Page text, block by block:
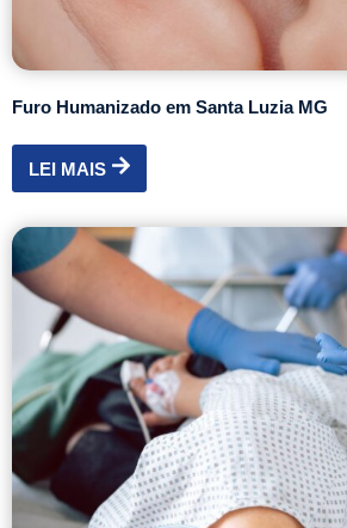
Furo Humanizado em Santa Luzia MG
LEI MAIS